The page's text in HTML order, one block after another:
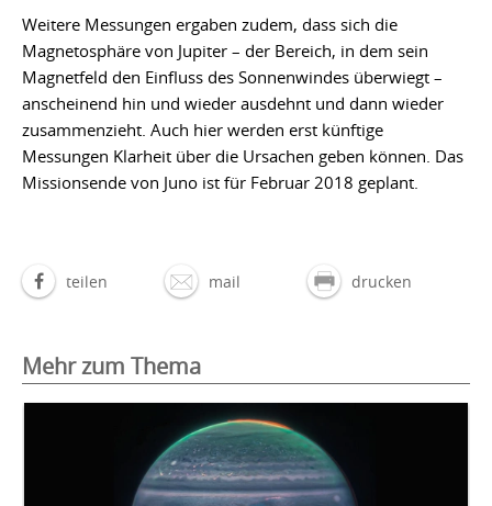
Weitere Messungen ergaben zudem, dass sich die
Magnetosphäre von Jupiter – der Bereich, in dem sein
Magnetfeld den Einfluss des Sonnenwindes überwiegt –
anscheinend hin und wieder ausdehnt und dann wieder
zusammenzieht. Auch hier werden erst künftige
Messungen Klarheit über die Ursachen geben können. Das
Missionsende von Juno ist für Februar 2018 geplant.
teilen mail drucken
Mehr zum Thema